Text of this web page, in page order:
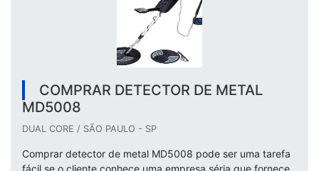
COMPRAR DETECTOR DE METAL
MD5008
DUAL CORE / SÃO PAULO - SP
Comprar detector de metal MD5008 pode ser uma tarefa
fácil se o cliente conhece uma empresa séria que fornece